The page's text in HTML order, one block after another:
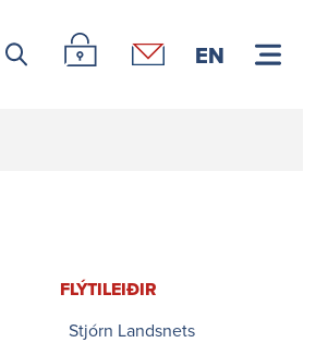
Leitar iconÞjónustuvefur Landsnets
Hafa samband
EN
FLÝTI­LEIÐIR
Stjórn Landsnets